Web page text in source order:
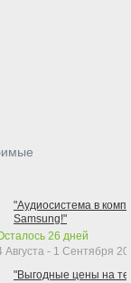
"Аудиосистема в
Samsung!"
26 дней
Августа - 1 Сентября
"Выгодные цены на